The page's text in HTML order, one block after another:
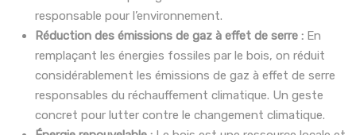
responsable pour l’environnement.
Réduction des émissions de gaz à effet de serre : En
remplaçant les énergies fossiles par le bois, on réduit
considérablement les émissions de gaz à effet de serre
responsables du réchauffement climatique. Un geste
concret pour lutter contre le changement climatique.